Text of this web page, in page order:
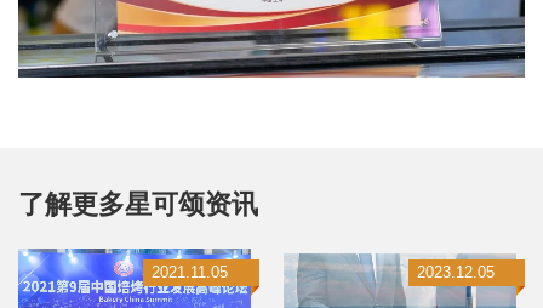
了解更多星可颂资讯
2021.11.05 2023.12.05